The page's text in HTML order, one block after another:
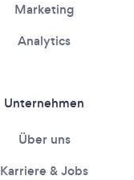
Marketing
Analytics
Unternehmen
Über uns
Karriere & Jobs